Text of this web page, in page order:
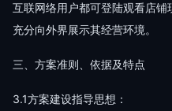
互联网络用户都可登陆观看店
充分向外界展示其经营环境。
三、方案准则、依据及特点
3.1方案建设指导思想：